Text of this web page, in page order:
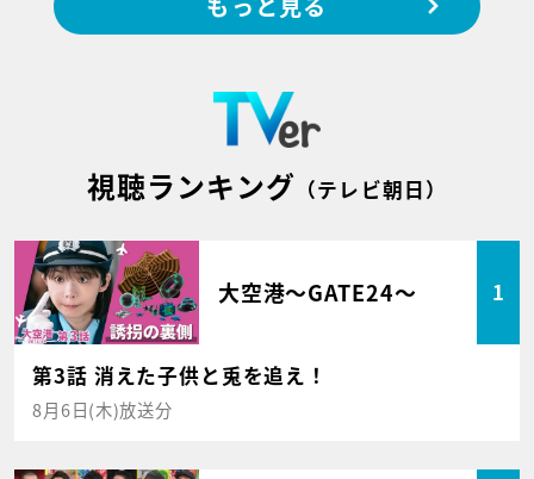
視聴ランキング （テレビ朝日）
大空港～GATE24～ 1
第3話 消えた子供と兎を追え！
8月6日(木)放送分